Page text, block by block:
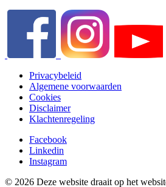
Privacybeleid
Algemene voorwaarden
Cookies
Disclaimer
Klachtenregeling
Facebook
Linkedin
Instagram
© 2026 Deze website draait op het